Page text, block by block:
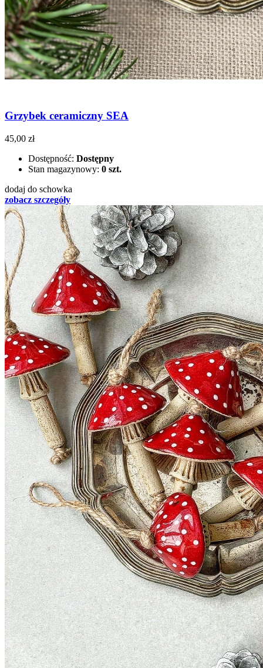
Grzybek ceramiczny SEA
45,00 zł
Dostępność: Dostępny
Stan magazynowy: 0 szt.
dodaj do schowka
zobacz szczegóły